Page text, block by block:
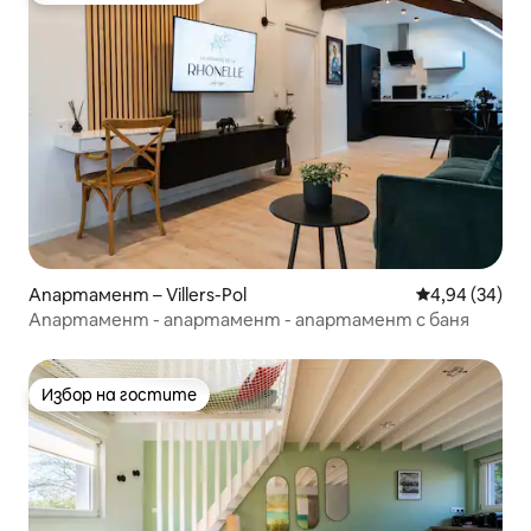
Апартамент – Villers-Pol Средна
4,94 (34)
Апартамент - апартамент - апартамент с баня
Избор на гостите
Избор на гостите